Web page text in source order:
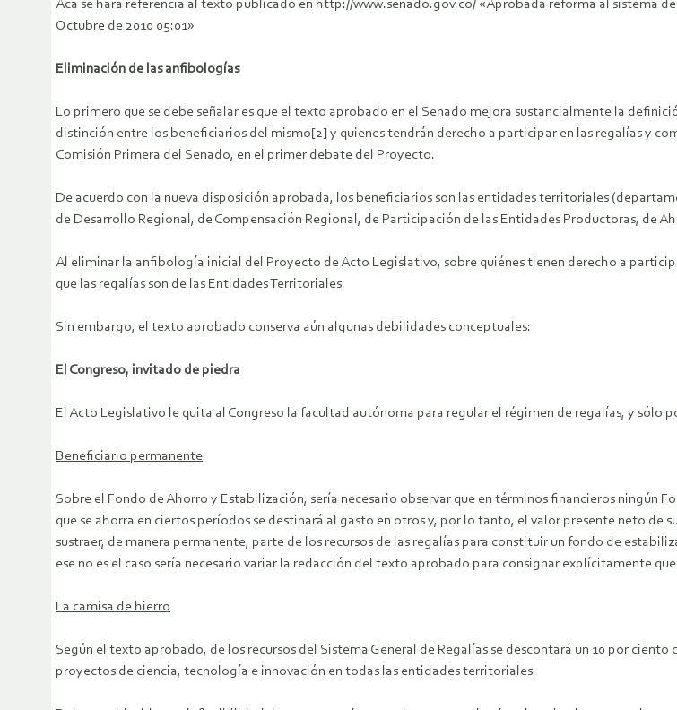
Acá se hará referencia al texto publicado en http://www.senado.gov.co/ «Aprobada reforma al sistema
Octubre de 2010 05:01»
Eliminación de las anfibologías
Lo primero que se debe señalar es que el texto aprobado en el Senado mejora sustancialmente la
distinción entre los beneficiarios del mismo[2] y quienes tendrán derecho a participar en las regalías y
Comisión Primera del Senado, en el primer debate del Proyecto.
De acuerdo con la nueva disposición aprobada, los beneficiarios son las entidades territoriales
de Desarrollo Regional, de Compensación Regional, de Participación de las Entidades Productoras, de
Al eliminar la anfibología inicial del Proyecto de Acto Legislativo, sobre quiénes tienen derecho a
que las regalías son de las Entidades Territoriales.
Sin embargo, el texto aprobado conserva aún algunas debilidades conceptuales:
El Congreso, invitado de piedra
El Acto Legislativo le quita al Congreso la facultad autónoma para regular el régimen de regalías, y sólo
Beneficiario permanente
Sobre el Fondo de Ahorro y Estabilización, sería necesario observar que en términos financieros ningún
que se ahorra en ciertos períodos se destinará al gasto en otros y, por lo tanto, el valor presente neto de
sustraer, de manera permanente, parte de los recursos de las regalías para constituir un fondo de
ese no es el caso sería necesario variar la redacción del texto aprobado para consignar explícitamente
La camisa de hierro
Según el texto aprobado, de los recursos del Sistema General de Regalías se descontará un 10 por
proyectos de ciencia, tecnología e innovación en todas las entidades territoriales.